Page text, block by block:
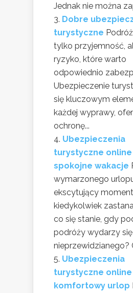
Jednak nie można
Dobre
turystyczne
tylko przyjemność,
ryzyko, które warto
odpowiednio
Ubezpieczenie
się kluczowym
każdej wyprawy,
ochronę...
Ubezpieczenia
turystyczne
spokojne wakacje
wymarzonego
ekscytujący
kiedykolwiek
co się stanie, gdy
podróży wydarzy
nieprzewidzianego?
Ubezpieczenia
turystyczne online
komfortowy urlop